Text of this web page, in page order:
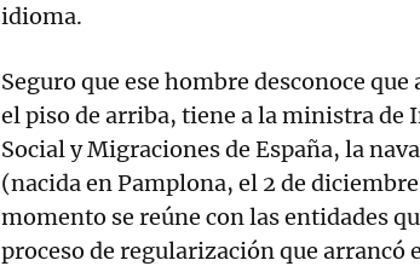
idioma.
Seguro que ese hombre desconoce
el piso de arriba, tiene a la ministra de
Social y Migraciones de España, la
(nacida en Pamplona, el 2 de
momento se reúne con las entidades
proceso de regularización que arrancó